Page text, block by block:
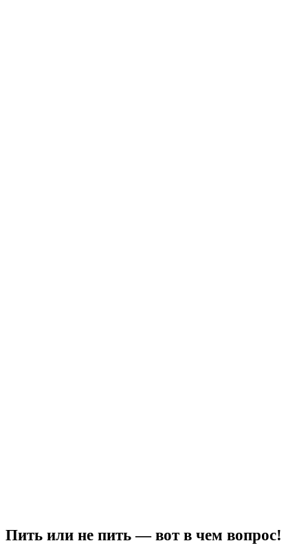
Пить или не пить — вот в чем вопрос!